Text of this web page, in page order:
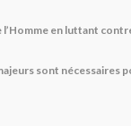
en luttant
sont nécessaires